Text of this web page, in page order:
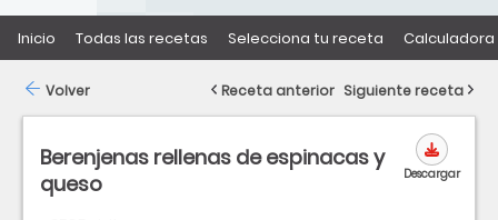
Inicio Todas las recetas Selecciona tu receta
Berenjenas rellenas de espinacas y
queso
Descargar
Volver Receta anterior Siguiente receta